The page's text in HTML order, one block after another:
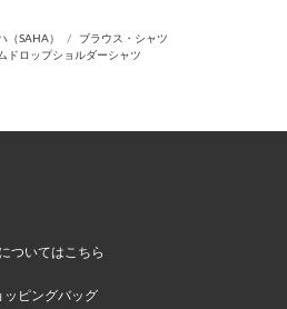
（SAHA）
ブラウス・シャツ
ドロップショルダーシャツ
ついてはこちら
ッピングバッグ